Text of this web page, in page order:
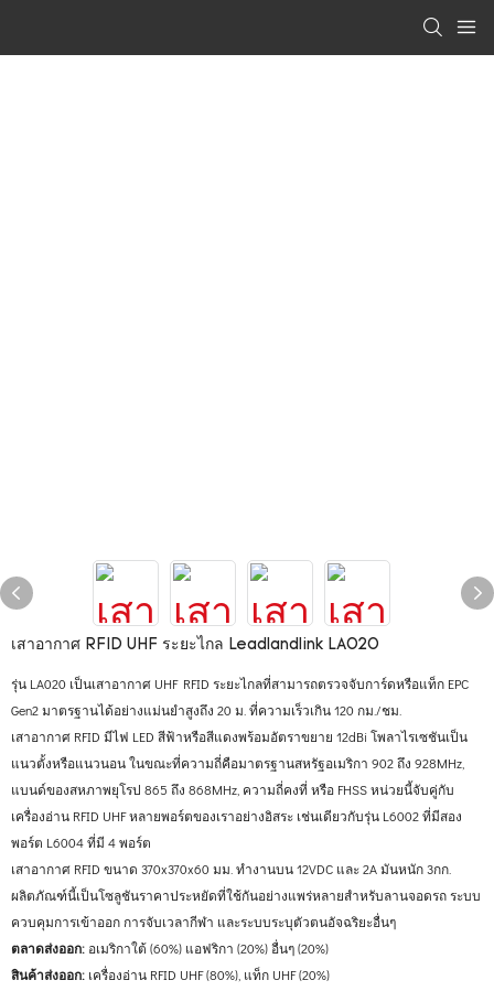
เสาอากาศ RFID UHF ระยะไกล Leadlandlink LA020
รุ่น LA020 เป็นเสาอากาศ UHF RFID ระยะไกลที่สามารถตรวจจับการ์ดหรือแท็ก EPC
Gen2 มาตรฐานได้อย่างแม่นยำสูงถึง 20 ม. ที่ความเร็วเกิน 120 กม./ชม.
เสาอากาศ RFID มีไฟ LED สีฟ้าหรือสีแดงพร้อมอัตราขยาย 12dBi โพลาไรเซชันเป็น
แนวตั้งหรือแนวนอน ในขณะที่ความถี่คือมาตรฐานสหรัฐอเมริกา 902 ถึง 928MHz,
แบนด์ของสหภาพยุโรป 865 ถึง 868MHz, ความถี่คงที่ หรือ FHSS หน่วยนี้จับคู่กับ
เครื่องอ่าน RFID UHF หลายพอร์ตของเราอย่างอิสระ เช่นเดียวกับรุ่น L6002 ที่มีสอง
พอร์ต L6004 ที่มี 4 พอร์ต
เสาอากาศ RFID ขนาด 370x370x60 มม. ทำงานบน 12VDC และ 2A มันหนัก 3กก.
ผลิตภัณฑ์นี้เป็นโซลูชันราคาประหยัดที่ใช้กันอย่างแพร่หลายสำหรับลานจอดรถ ระบบ
ควบคุมการเข้าออก การจับเวลากีฬา และระบบระบุตัวตนอัจฉริยะอื่นๆ
ตลาดส่งออก: อเมริกาใต้ (60%) แอฟริกา (20%) อื่นๆ (20%)
สินค้าส่งออก: เครื่องอ่าน RFID UHF (80%), แท็ก UHF (20%)